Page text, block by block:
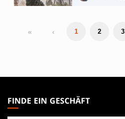
« ‹ 1 2 3
THE
GATHERING
FINDE EIN GESCHÄFT